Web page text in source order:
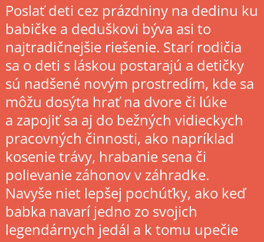
Poslať deti cez prázdniny na dedinu ku
babičke a deduškovi býva asi to
najtradičnejšie riešenie. Starí rodičia
sa o deti s láskou postarajú a detičky
sú nadšené novým prostredím, kde sa
môžu dosýta hrať na dvore či lúke
a zapojiť sa aj do bežných vidieckych
pracovných činnosti, ako napríklad
kosenie trávy, hrabanie sena či
polievanie záhonov v záhradke.
Navyše niet lepšej pochúťky, ako keď
babka navarí jedno zo svojich
legendárnych jedál a k tomu upečie